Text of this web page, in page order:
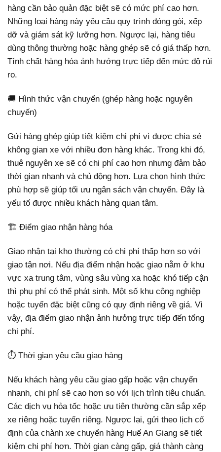
hàng cần bảo quản đặc biệt sẽ có mức phí cao hơn.
Những loại hàng này yêu cầu quy trình đóng gói, xếp
dỡ và giám sát kỹ lưỡng hơn. Ngược lại, hàng tiêu
dùng thông thường hoặc hàng ghép sẽ có giá thấp hơn.
Tính chất hàng hóa ảnh hưởng trực tiếp đến mức độ rủi
ro.
🚚 Hình thức vận chuyển (ghép hàng hoặc nguyên
chuyến)
Gửi hàng ghép giúp tiết kiệm chi phí vì được chia sẻ
không gian xe với nhiều đơn hàng khác. Trong khi đó,
thuê nguyên xe sẽ có chi phí cao hơn nhưng đảm bảo
thời gian nhanh và chủ động hơn. Lựa chọn hình thức
phù hợp sẽ giúp tối ưu ngân sách vận chuyển. Đây là
yếu tố được nhiều khách hàng quan tâm.
🏗️ Điểm giao nhận hàng hóa
Giao nhận tại kho thường có chi phí thấp hơn so với
giao tận nơi. Nếu địa điểm nhận hoặc giao nằm ở khu
vực xa trung tâm, vùng sâu vùng xa hoặc khó tiếp cận
thì phụ phí có thể phát sinh. Một số khu công nghiệp
hoặc tuyến đặc biệt cũng có quy định riêng về giá. Vì
vậy, địa điểm giao nhận ảnh hưởng trực tiếp đến tổng
chi phí.
⏱️ Thời gian yêu cầu giao hàng
Nếu khách hàng yêu cầu giao gấp hoặc vận chuyển
nhanh, chi phí sẽ cao hơn so với lịch trình tiêu chuẩn.
Các dịch vụ hỏa tốc hoặc ưu tiên thường cần sắp xếp
xe riêng hoặc tuyến riêng. Ngược lại, gửi theo lịch cố
định của chành xe chuyển hàng Huế An Giang sẽ tiết
kiệm chi phí hơn. Thời gian càng gấp, giá thành càng